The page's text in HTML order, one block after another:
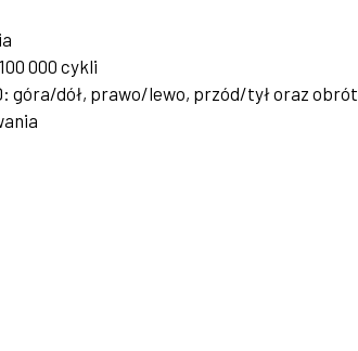
000 cykli
góra/dół, prawo/lewo, przód/tył oraz obrót